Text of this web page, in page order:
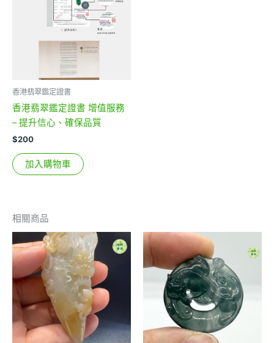
香港翡翠鑑定證書
香港翡翠鑑定證書 增值服務
– 提升信心、確保品質
$200
加入購物車
相關商品